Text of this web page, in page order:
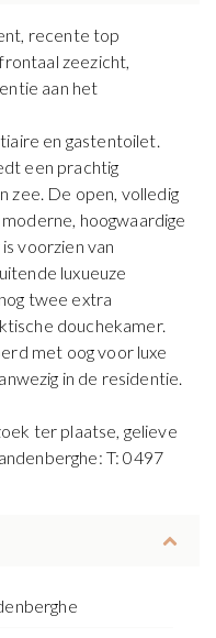
recente top
zeezicht,
aan het
en gastentoilet.
een prachtig
zee. De open, volledig
hoogwaardige
voorzien van
luxueuze
twee extra
douchekamer.
met oog voor luxe
in de residentie.
ter plaatse, gelieve
T: 0497